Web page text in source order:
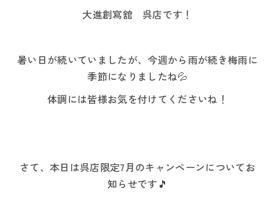
大進創寫舘 呉店です！
暑い日が続いていましたが、今週から雨が続き梅雨に
季節になりましたね💦
体調には皆様お気を付けてくださいね！
さて、本日は呉店限定7月のキャンペーンについてお
知らせです🎵